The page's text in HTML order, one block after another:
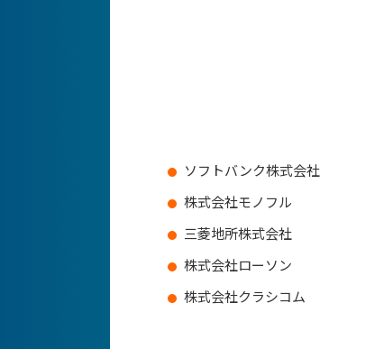
ソフトバンク株式会社
株式会社モノフル
三菱地所株式会社
株式会社ローソン
株式会社クラシコム